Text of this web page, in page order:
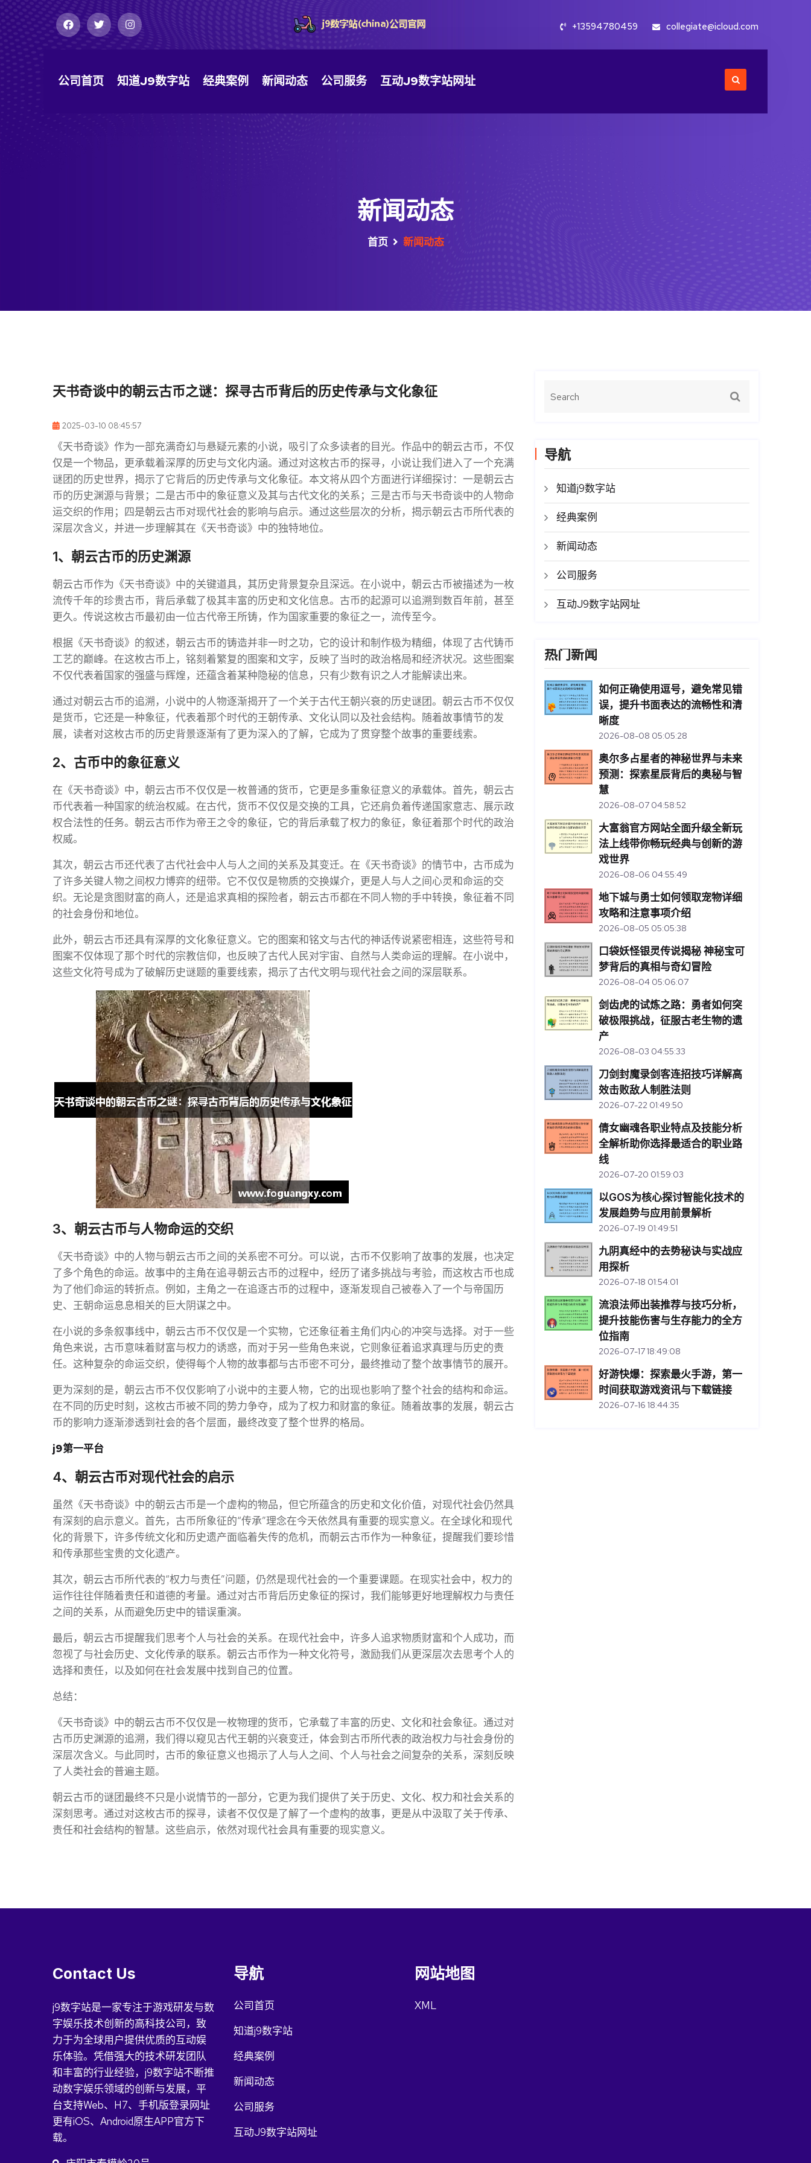
+13594780459 collegiate@icloud.com
公司首页 知道j9数字站 经典案例 新闻动态 公司服务 互动J9数字站网址
新闻动态
首页 新闻动态
天书奇谈中的朝云古币之谜：探寻古币背后的历史传承与文化象征
2025-03-10 08:45:57
《天书奇谈》作为一部充满奇幻与悬疑元素的小说，吸引了众多读者的目光。作品中的朝云古币，不仅
仅是一个物品，更承载着深厚的历史与文化内涵。通过对这枚古币的探寻，小说让我们进入了一个充满
谜团的历史世界，揭示了它背后的历史传承与文化象征。本文将从四个方面进行详细探讨：一是朝云古
币的历史渊源与背景；二是古币中的象征意义及其与古代文化的关系；三是古币与天书奇谈中的人物命
运交织的作用；四是朝云古币对现代社会的影响与启示。通过这些层次的分析，揭示朝云古币所代表的
深层次含义，并进一步理解其在《天书奇谈》中的独特地位。
1、朝云古币的历史渊源
朝云古币作为《天书奇谈》中的关键道具，其历史背景复杂且深远。在小说中，朝云古币被描述为一枚
流传千年的珍贵古币，背后承载了极其丰富的历史和文化信息。古币的起源可以追溯到数百年前，甚至
更久。传说这枚古币最初由一位古代帝王所铸，作为国家重要的象征之一，流传至今。
根据《天书奇谈》的叙述，朝云古币的铸造并非一时之功，它的设计和制作极为精细，体现了古代铸币
工艺的巅峰。在这枚古币上，铭刻着繁复的图案和文字，反映了当时的政治格局和经济状况。这些图案
不仅代表着国家的强盛与辉煌，还蕴含着某种隐秘的信息，只有少数有识之人才能解读出来。
通过对朝云古币的追溯，小说中的人物逐渐揭开了一个关于古代王朝兴衰的历史谜团。朝云古币不仅仅
是货币，它还是一种象征，代表着那个时代的王朝传承、文化认同以及社会结构。随着故事情节的发
展，读者对这枚古币的历史背景逐渐有了更为深入的了解，它成为了贯穿整个故事的重要线索。
2、古币中的象征意义
在《天书奇谈》中，朝云古币不仅仅是一枚普通的货币，它更是多重象征意义的承载体。首先，朝云古
币代表着一种国家的统治权威。在古代，货币不仅仅是交换的工具，它还肩负着传递国家意志、展示政
权合法性的任务。朝云古币作为帝王之令的象征，它的背后承载了权力的象征，象征着那个时代的政治
权威。
其次，朝云古币还代表了古代社会中人与人之间的关系及其变迁。在《天书奇谈》的情节中，古币成为
了许多关键人物之间权力博弈的纽带。它不仅仅是物质的交换媒介，更是人与人之间心灵和命运的交
织。无论是贪图财富的商人，还是追求真相的探险者，朝云古币都在不同人物的手中转换，象征着不同
的社会身份和地位。
此外，朝云古币还具有深厚的文化象征意义。它的图案和铭文与古代的神话传说紧密相连，这些符号和
图案不仅体现了那个时代的宗教信仰，也反映了古代人民对宇宙、自然与人类命运的理解。在小说中，
这些文化符号成为了破解历史谜题的重要线索，揭示了古代文明与现代社会之间的深层联系。
3、朝云古币与人物命运的交织
《天书奇谈》中的人物与朝云古币之间的关系密不可分。可以说，古币不仅影响了故事的发展，也决定
了多个角色的命运。故事中的主角在追寻朝云古币的过程中，经历了诸多挑战与考验，而这枚古币也成
为了他们命运的转折点。例如，主角之一在追逐古币的过程中，逐渐发现自己被卷入了一个与帝国历
史、王朝命运息息相关的巨大阴谋之中。
在小说的多条叙事线中，朝云古币不仅仅是一个实物，它还象征着主角们内心的冲突与选择。对于一些
角色来说，古币意味着财富与权力的诱惑，而对于另一些角色来说，它则象征着追求真理与历史的责
任。这种复杂的命运交织，使得每个人物的故事都与古币密不可分，最终推动了整个故事情节的展开。
更为深刻的是，朝云古币不仅仅影响了小说中的主要人物，它的出现也影响了整个社会的结构和命运。
在不同的历史时刻，这枚古币被不同的势力争夺，成为了权力和财富的象征。随着故事的发展，朝云古
币的影响力逐渐渗透到社会的各个层面，最终改变了整个世界的格局。
j9第一平台
4、朝云古币对现代社会的启示
虽然《天书奇谈》中的朝云古币是一个虚构的物品，但它所蕴含的历史和文化价值，对现代社会仍然具
有深刻的启示意义。首先，古币所象征的“传承”理念在今天依然具有重要的现实意义。在全球化和现代
化的背景下，许多传统文化和历史遗产面临着失传的危机，而朝云古币作为一种象征，提醒我们要珍惜
和传承那些宝贵的文化遗产。
其次，朝云古币所代表的“权力与责任”问题，仍然是现代社会的一个重要课题。在现实社会中，权力的
运作往往伴随着责任和道德的考量。通过对古币背后历史象征的探讨，我们能够更好地理解权力与责任
之间的关系，从而避免历史中的错误重演。
最后，朝云古币提醒我们思考个人与社会的关系。在现代社会中，许多人追求物质财富和个人成功，而
忽视了与社会历史、文化传承的联系。朝云古币作为一种文化符号，激励我们从更深层次去思考个人的
选择和责任，以及如何在社会发展中找到自己的位置。
总结：
《天书奇谈》中的朝云古币不仅仅是一枚物理的货币，它承载了丰富的历史、文化和社会象征。通过对
古币历史渊源的追溯，我们得以窥见古代王朝的兴衰变迁，体会到古币所代表的政治权力与社会身份的
深层次含义。与此同时，古币的象征意义也揭示了人与人之间、个人与社会之间复杂的关系，深刻反映
了人类社会的普遍主题。
朝云古币的谜团最终不只是小说情节的一部分，它更为我们提供了关于历史、文化、权力和社会关系的
深刻思考。通过对这枚古币的探寻，读者不仅仅是了解了一个虚构的故事，更是从中汲取了关于传承、
责任和社会结构的智慧。这些启示，依然对现代社会具有重要的现实意义。
导航
知道j9数字站
经典案例
新闻动态
公司服务
互动J9数字站网址
热门新闻
如何正确使用逗号，避免常见错
误，提升书面表达的流畅性和清
晰度
2026-08-08 05:05:28
奥尔多占星者的神秘世界与未来
预测：探索星辰背后的奥秘与智
慧
2026-08-07 04:58:52
大富翁官方网站全面升级全新玩
法上线带你畅玩经典与创新的游
戏世界
2026-08-06 04:55:49
地下城与勇士如何领取宠物详细
攻略和注意事项介绍
2026-08-05 05:05:38
口袋妖怪银灵传说揭秘 神秘宝可
梦背后的真相与奇幻冒险
2026-08-04 05:06:07
剑齿虎的试炼之路：勇者如何突
破极限挑战，征服古老生物的遗
产
2026-08-03 04:55:33
刀剑封魔录剑客连招技巧详解高
效击败敌人制胜法则
2026-07-22 01:49:50
倩女幽魂各职业特点及技能分析
全解析助你选择最适合的职业路
线
2026-07-20 01:59:03
以GOS为核心探讨智能化技术的
发展趋势与应用前景解析
2026-07-19 01:49:51
九阴真经中的去势秘诀与实战应
用探析
2026-07-18 01:54:01
流浪法师出装推荐与技巧分析，
提升技能伤害与生存能力的全方
位指南
2026-07-17 18:49:08
好游快爆：探索最火手游，第一
时间获取游戏资讯与下载链接
2026-07-16 18:44:35
Contact Us
j9数字站是一家专注于游戏研发与数
字娱乐技术创新的高科技公司，致
力于为全球用户提供优质的互动娱
乐体验。凭借强大的技术研发团队
和丰富的行业经验，j9数字站不断推
动数字娱乐领域的创新与发展，平
台支持Web、H7、手机版登录网址
更有iOS、Android原生APP官方下
载。
导航
公司首页
知道j9数字站
经典案例
新闻动态
公司服务
互动J9数字站网址
网站地图
XML